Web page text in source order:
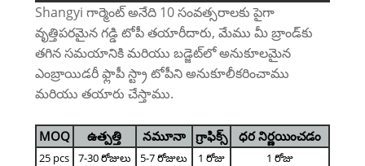
Shangyi గార్మెంట్ అనేది 10 సంవత్సరాలకు పైగా
వృత్తిపరమైన గడ్డి టోపీ తయారీదారు, మేము మీ బ్రాండ్‌కు
తగిన సమయానికి మరియు బడ్జెట్‌లో అనుకూలమైన
ఎంబ్రాయిడరీ ఫ్లాపీ స్ట్రా టోపీని అనుకూలీకరించాము
మరియు తయారు చేస్తాము.
MOQ ఉత్పత్తి నమూనా గ్రాఫిక్స్ ధర నిర్ణయించడం
25 pcs 7-30 రోజులు 5-7 రోజులు 1 రోజు 1 రోజు